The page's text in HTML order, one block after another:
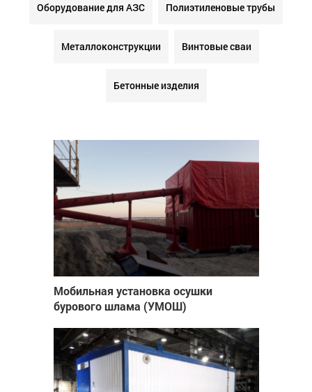
Оборудование для АЗС Полиэтиленовые трубы
Металлоконструкции Винтовые сваи
Бетонные изделия
Мобильная установка осушки
бурового шлама (УМОШ)